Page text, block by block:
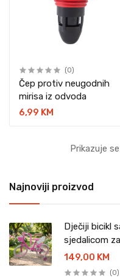
Najnoviji proizvod
Dječiji bicikl
sjedalicom
149,00 KM
(0)
(0)
Čep protiv neugodnih
mirisa iz odvoda
6,99 KM
Prikazuje